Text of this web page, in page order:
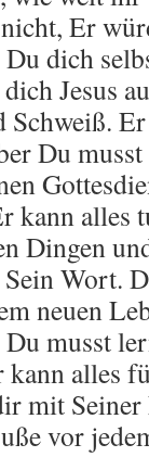
Er
Du dich
Jesus
Du
kann alles
Dingen
Wort.
neuen
musst
kann alles
mit
vor